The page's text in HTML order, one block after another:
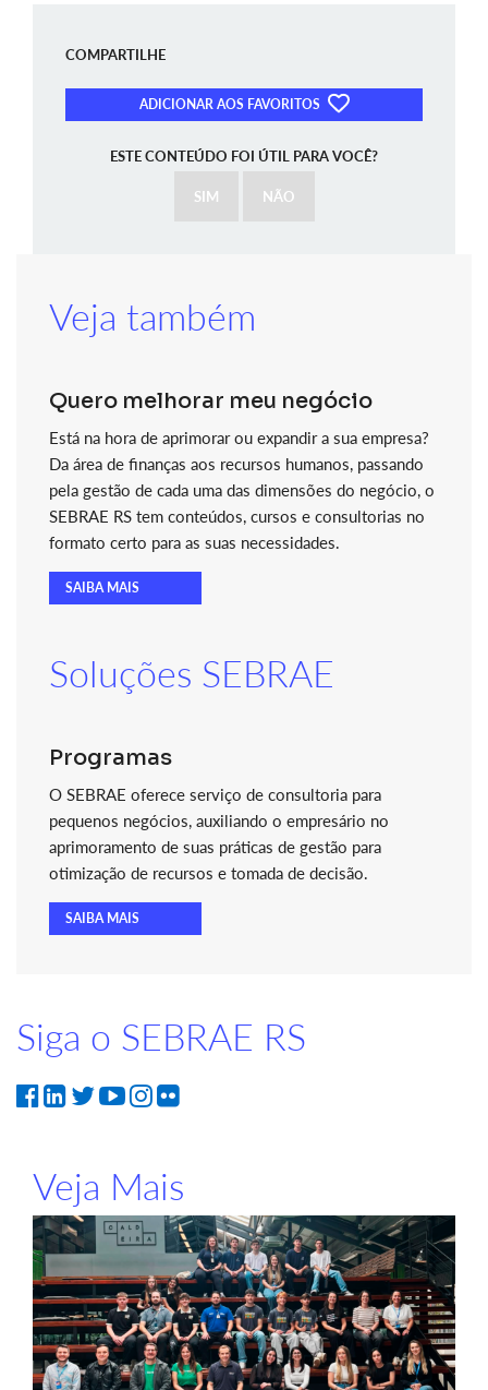
COMPARTILHE
ADICIONAR AOS FAVORITOS
ESTE CONTEÚDO FOI ÚTIL PARA VOCÊ?
SIM NÃO
Veja também
Quero melhorar meu negócio
Está na hora de aprimorar ou expandir a sua empresa?
Da área de finanças aos recursos humanos, passando
pela gestão de cada uma das dimensões do negócio, o
SEBRAE RS tem conteúdos, cursos e consultorias no
formato certo para as suas necessidades.
SAIBA MAIS
Soluções SEBRAE
Programas
O SEBRAE oferece serviço de consultoria para
pequenos negócios, auxiliando o empresário no
aprimoramento de suas práticas de gestão para
otimização de recursos e tomada de decisão.
SAIBA MAIS
Siga o SEBRAE RS
Veja Mais